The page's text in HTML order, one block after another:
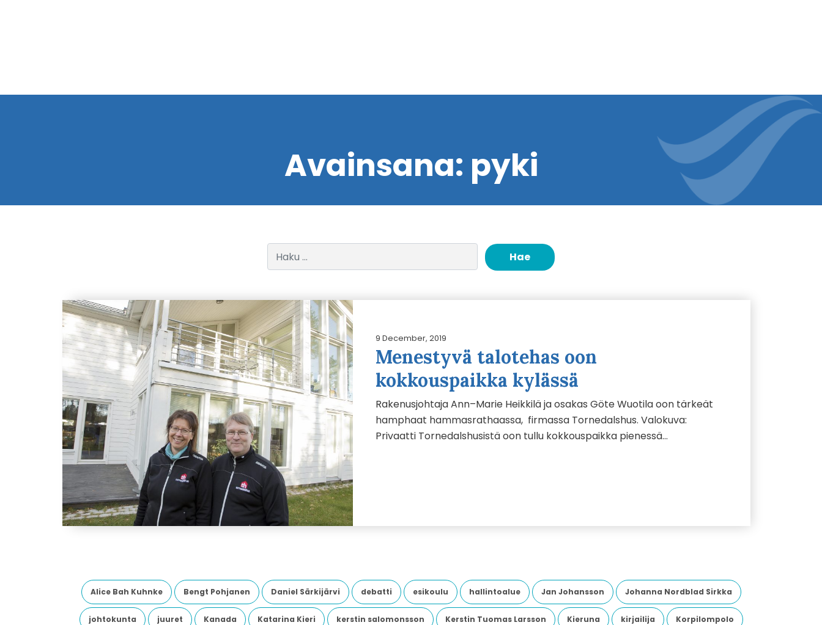
Avainsana: pyki
9 December, 2019
Menestyvä talotehas oon
kokkouspaikka kylässä
Rakenusjohtaja Ann–Marie Heikkilä ja osakas Göte Wuotila oon tärkeät
hamphaat hammasrathaassa, firmassa Tornedalshus. Valokuva:
Privaatti Tornedalshusistä oon tullu kokkouspaikka pienessä…
Alice Bah Kuhnke Bengt Pohjanen Daniel Särkijärvi debatti esikoulu hallintoalue Jan Johansson Johanna Nordblad Sirkka
johtokunta juuret Kanada Katarina Kieri kerstin salomonsson Kerstin Tuomas Larsson Kieruna kirjailija Korpilompolo